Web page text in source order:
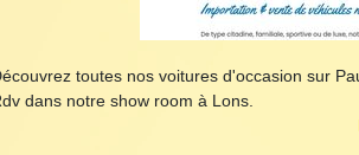
toutes nos voitures d'occasion sur
dans notre show room à Lons.